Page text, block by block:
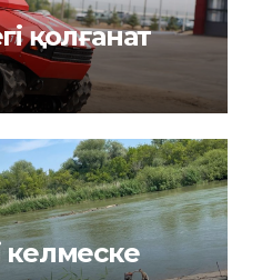
қолғанат
келмеске